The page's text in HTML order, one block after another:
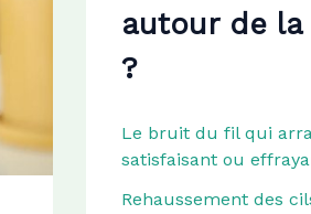
autour de la
?
Le bruit du fil qui
satisfaisant ou
Rehaussement des